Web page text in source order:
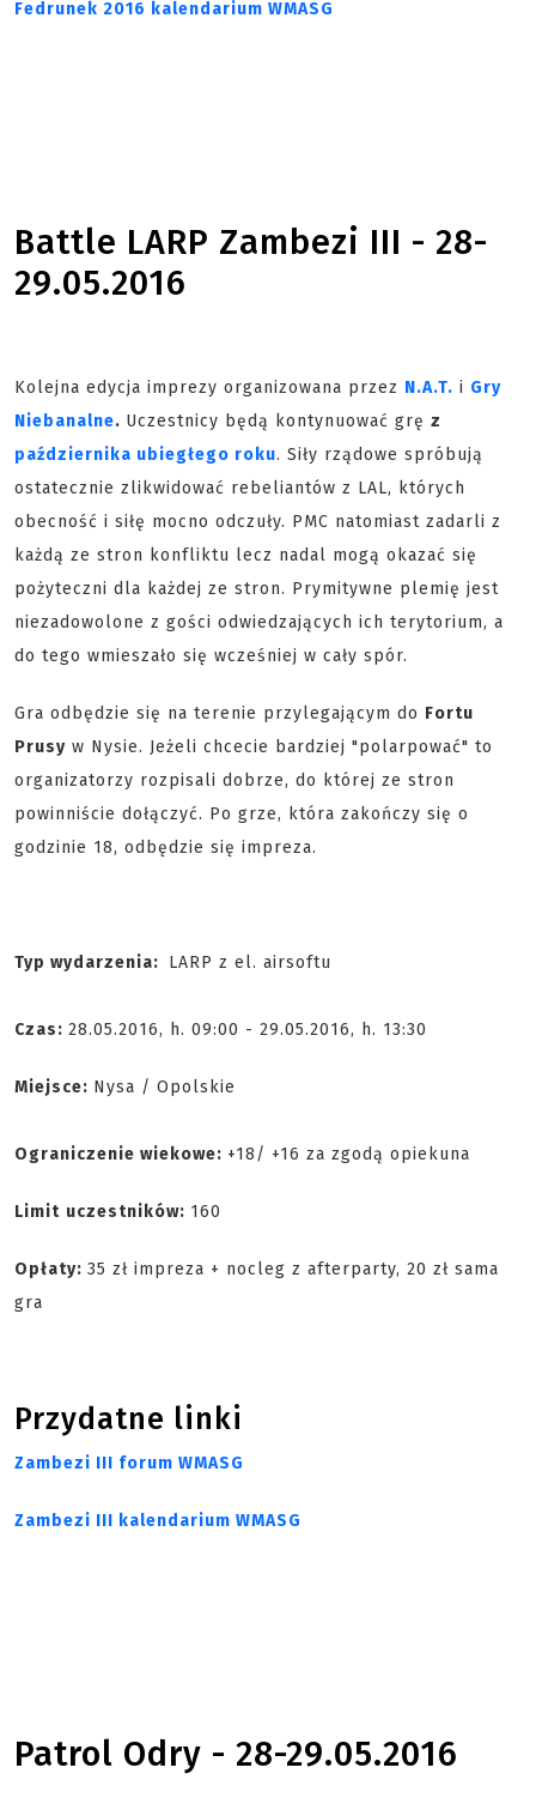
Fedrunek 2016 kalendarium WMASG
Battle LARP Zambezi III - 28-
29.05.2016
Kolejna edycja imprezy organizowana przez N.A.T. i Gry
Niebanalne. Uczestnicy będą kontynuować grę z
października ubiegłego roku. Siły rządowe spróbują
ostatecznie zlikwidować rebeliantów z LAL, których
obecność i siłę mocno odczuły. PMC natomiast zadarli z
każdą ze stron konfliktu lecz nadal mogą okazać się
pożyteczni dla każdej ze stron. Prymitywne plemię jest
niezadowolone z gości odwiedzających ich terytorium, a
do tego wmieszało się wcześniej w cały spór.
Gra odbędzie się na terenie przylegającym do Fortu
Prusy w Nysie. Jeżeli chcecie bardziej "polarpować" to
organizatorzy rozpisali dobrze, do której ze stron
powinniście dołączyć. Po grze, która zakończy się o
godzinie 18, odbędzie się impreza.
Typ wydarzenia: LARP z el. airsoftu
Czas: 28.05.2016, h. 09:00 - 29.05.2016, h. 13:30
Miejsce: Nysa / Opolskie
Ograniczenie wiekowe: +18/ +16 za zgodą opiekuna
Limit uczestników: 160
Opłaty: 35 zł impreza + nocleg z afterparty, 20 zł sama
gra
Przydatne linki
Zambezi III forum WMASG
Zambezi III kalendarium WMASG
Patrol Odry - 28-29.05.2016